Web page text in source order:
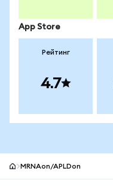
App Store
Рейтинг
4.7
MRNAon/APLDon